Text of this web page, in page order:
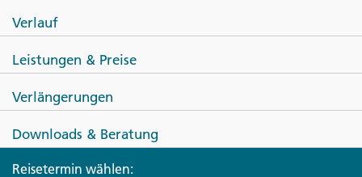
SÜDAFRIKA
Verlauf
Leistungen & Preise
Verlängerungen
Downloads & Beratung
Reisetermin wählen: